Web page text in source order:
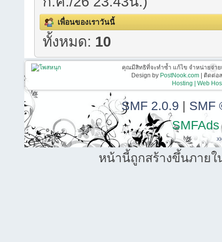
เพื่อนของเราวันนี้
ทั้งหมด: 10
คุณมีสิทธิที่จะทำซ้ำ แก้ไข จำหน่ายจ่า
Design by PostNook.com| ติดต่อส
Hosting | Web
SMF 2.0.9 | SMF
SMFAds
หน้านี้ถูกสร้างขึ้นภายใ